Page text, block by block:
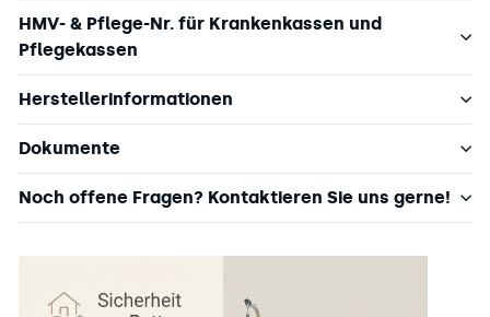
HMV- & Pflege-Nr. für Krankenkassen und
Pflegekassen
Herstellerinformationen
Dokumente
Noch offene Fragen? Kontaktieren Sie uns gerne!